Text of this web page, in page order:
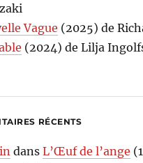
Vague (2025) de
(2024) de Lilja
RÉCENTS
dansL’Œuf de l’ange